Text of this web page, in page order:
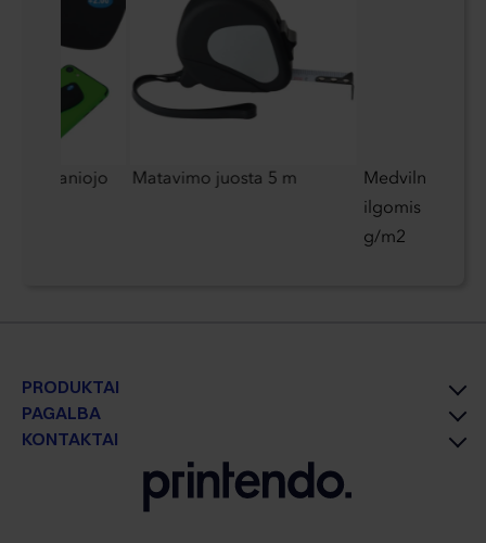
su išmaniojo
Matavimo juosta 5 m
Medvilninis
ilgomis
g/m2
PRODUKTAI
PAGALBA
KONTAKTAI